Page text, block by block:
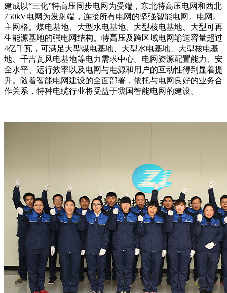
建成以“三化”特高压同步电网为受端，东北特高压电网和西北
750kV电网为发射端，连接所有电网的坚强智能电网。电网。
主网格。煤电基地、大型水电基地、大型核电基地、大型可再
生能源基地的强电网结构。特高压及跨区域电网输送容量超过
4亿千瓦，可满足大型煤电基地、大型水电基地、大型核电基
地、千吉瓦风电基地等电力需求中心。电网资源配置能力、安
全水平、运行效率以及电网与电源和用户的互动性得到显着提
升。随着智能电网建设的全面部署，依托与电网良好的业务合
作关系，特种电缆行业将受益于我国智能电网的建设。